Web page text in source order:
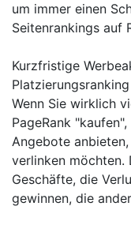
um immer einen
Seitenrankings auf
Kurzfristige
Wenn Sie wirklich
PageRank
Angebote
verlinken möchten.
Geschäfte, die
gewinnen, die